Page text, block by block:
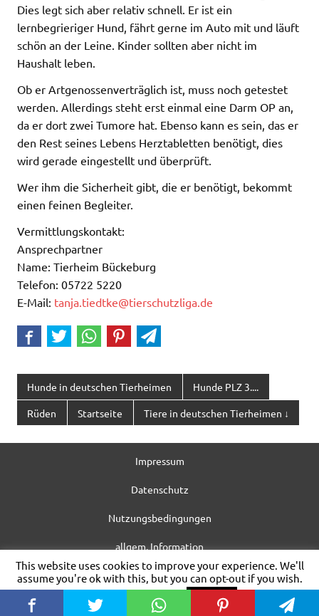
Dies legt sich aber relativ schnell. Er ist ein
lernbegrieriger Hund, fährt gerne im Auto mit und läuft
schön an der Leine. Kinder sollten aber nicht im
Haushalt leben.
Ob er Artgenossenverträglich ist, muss noch getestet
werden. Allerdings steht erst einmal eine Darm OP an,
da er dort zwei Tumore hat. Ebenso kann es sein, das er
den Rest seines Lebens Herztabletten benötigt, dies
wird gerade eingestellt und überprüft.
Wer ihm die Sicherheit gibt, die er benötigt, bekommt
einen feinen Begleiter.
Vermittlungskontakt:
Ansprechpartner
Name: Tierheim Bückeburg
Telefon: 05722 5220
E-Mail: tanja.tiedtke@tierschutzliga.de
Hunde in deutschen Tierheimen Hunde PLZ 3....
Rüden Startseite Tiere in deutschen Tierheimen ↓
Impressum
Datenschutz
Nutzungsbedingungen
allgem. Information
WordPress-Theme: Dynamic News von ThemeZee.
This website uses cookies to improve your experience. We'll
assume you're ok with this, but you can opt-out if you wish.
Cookie settings
ACCEPT